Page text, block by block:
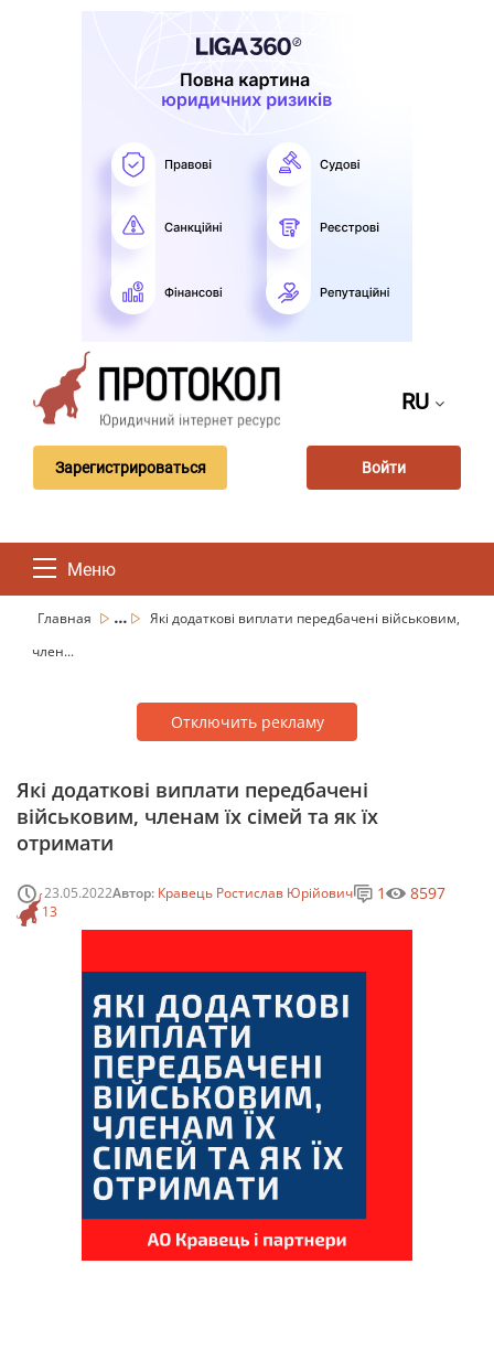
RU
Зарегистрироваться Войти
Меню
Главная ...
Які додаткові виплати передбачені військовим,
член...
Отключить рекламу
Які додаткові виплати передбачені
військовим, членам їх сімей та як їх
отримати
23.05.2022Автор: Кравець Ростислав Юрійович
13
1 8597